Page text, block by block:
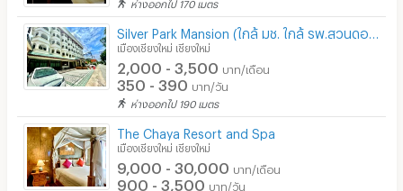
ห่างออกไป 170 เมตร
เมืองเชียงใหม่ เชียงใหม่
2,000 - 3,500 บาท/เดือน
350 - 390 บาท/วัน
ห่างออกไป 190 เมตร
The Chaya Resort and Spa
เมืองเชียงใหม่ เชียงใหม่
9,000 - 30,000 บาท/เดือน
900 - 3,500 บาท/วัน